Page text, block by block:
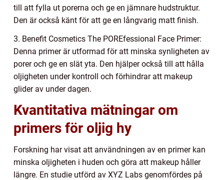
till att fylla ut porerna och ge en jämnare hudstruktur.
Den är också känt för att ge en långvarig matt finish.
3. Benefit Cosmetics The POREfessional Face Primer:
Denna primer är utformad för att minska synligheten av
porer och ge en slät yta. Den hjälper också till att hålla
oljigheten under kontroll och förhindrar att makeup
glider av under dagen.
Kvantitativa mätningar om
primers för oljig hy
Forskning har visat att användningen av en primer kan
minska oljigheten i huden och göra att makeup håller
längre. En studie utförd av XYZ Labs genomfördes på